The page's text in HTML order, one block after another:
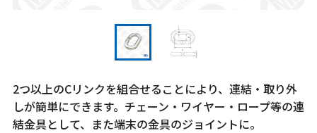
2つ以上のCリンクを組合せることにより、連結・取り外
しが簡単にできます。チェーン・ワイヤー・ロープ等の連
結金具として、また端末の金具のジョイントに。